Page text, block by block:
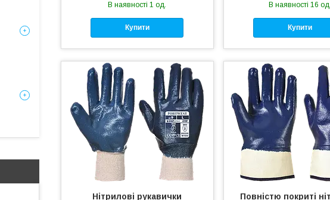
В наявності 1 од.
Купити
В наявності 16 од.
Купити
Нітрилові рукавички
Повністю покриті